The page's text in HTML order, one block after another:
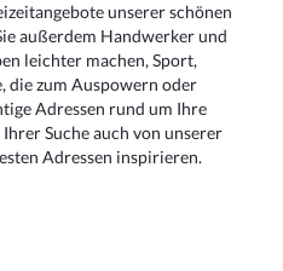
unserer schönen
außerdem Handwerker und
leichter machen, Sport,
die zum Auspowern oder
Adressen rund um Ihre
Ihrer Suche auch von unserer
Adressen inspirieren.